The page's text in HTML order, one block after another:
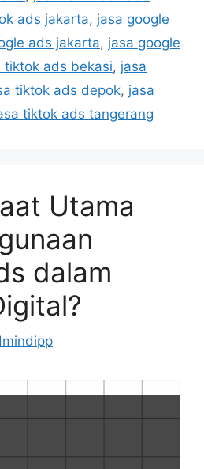
ads jakarta, jasa google
ads jakarta, jasa google
tiktok ads bekasi, jasa
tiktok ads depok, jasa
tiktok ads tangerang
Utama
dalam